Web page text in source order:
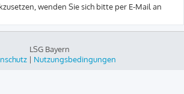
wenden Sie sich bitte per E-Mail an
LSG Bayern
| Nutzungsbedingungen